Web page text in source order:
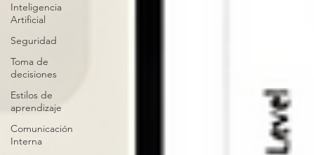
Inteligencia
Artificial
Seguridad
Toma de
decisiones
Estilos de
aprendizaje
Comunicación
Interna